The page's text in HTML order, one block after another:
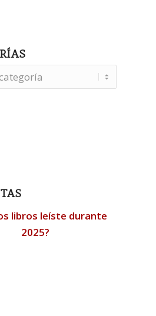
libros leíste durante
2025?